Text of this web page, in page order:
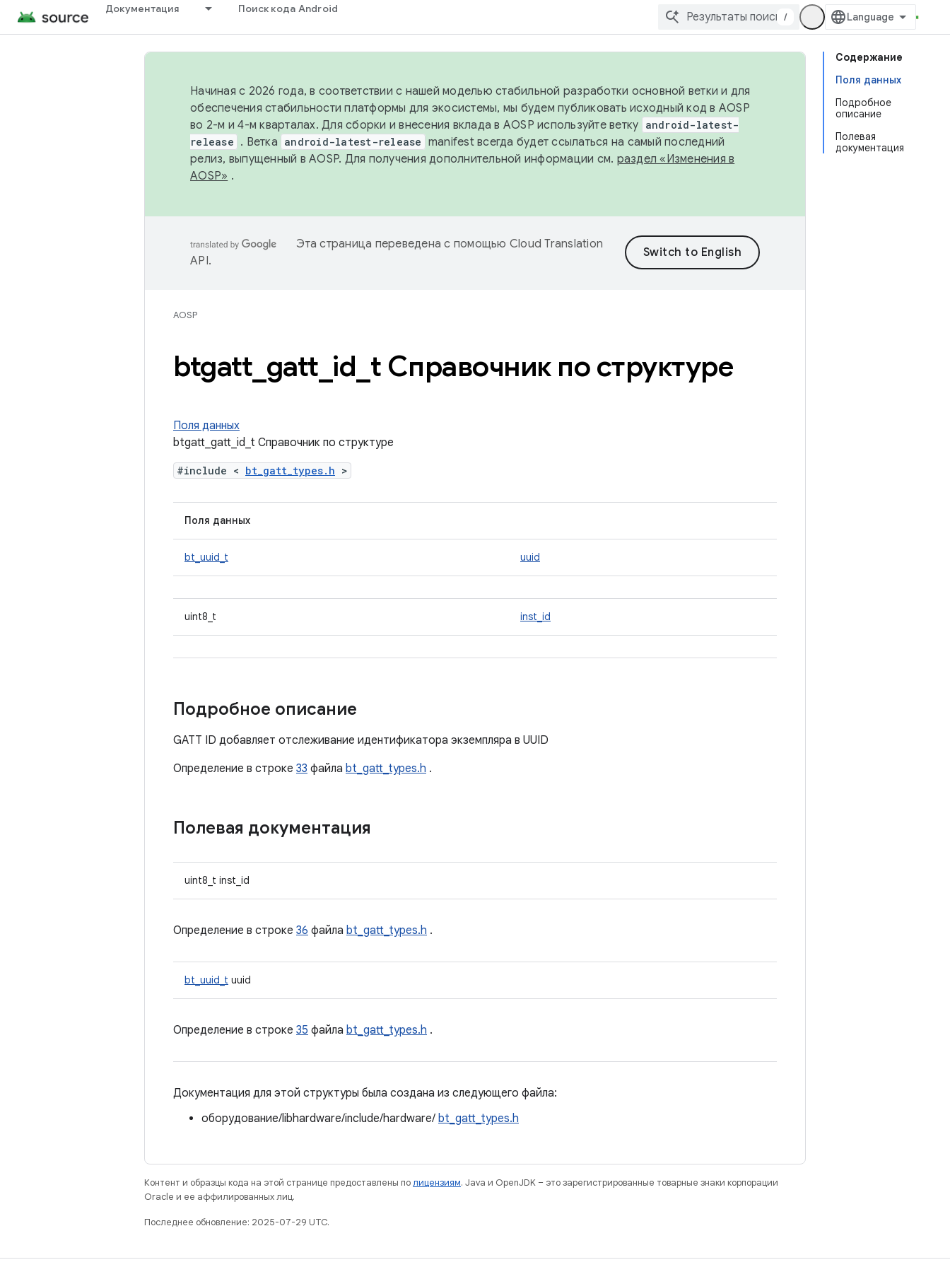
Документация Поиск кода Android
/
Содержание
Поля данных
Подробное
описание
Полевая
документация
Начиная с 2026 года, в соответствии с нашей моделью стабильной разработки основной ветки и для
обеспечения стабильности платформы для экосистемы, мы будем публиковать исходный код в AOSP
во 2-м и 4-м кварталах. Для сборки и внесения вклада в AOSP используйте ветку android-latest-
release . Ветка android-latest-release manifest всегда будет ссылаться на самый последний
релиз, выпущенный в AOSP. Для получения дополнительной информации см. раздел «Изменения в
AOSP» .
Эта страница переведена с помощью Cloud Translation
API.
AOSP
btgatt gatt id t Справочник по структуре
Поля данных
btgatt_gatt_id_t Справочник по структуре
#include < bt_gatt_types.h >
Поля данных
bt_uuid_t uuid
uint8_t inst_id
Подробное описание
GATT ID добавляет отслеживание идентификатора экземпляра в UUID
Определение в строке 33 файла bt_gatt_types.h .
Полевая документация
uint8_t inst_id
Определение в строке 36 файла bt_gatt_types.h .
bt_uuid_t uuid
Определение в строке 35 файла bt_gatt_types.h .
Документация для этой структуры была создана из следующего файла:
оборудование/libhardware/include/hardware/ bt_gatt_types.h
Контент и образцы кода на этой странице предоставлены полицензиям. Java и OpenJDK – это зарегистрированные товарные знаки корпорации
Oracle и ее аффилированных лиц.
Последнее обновление: 2025-07-29 UTC.